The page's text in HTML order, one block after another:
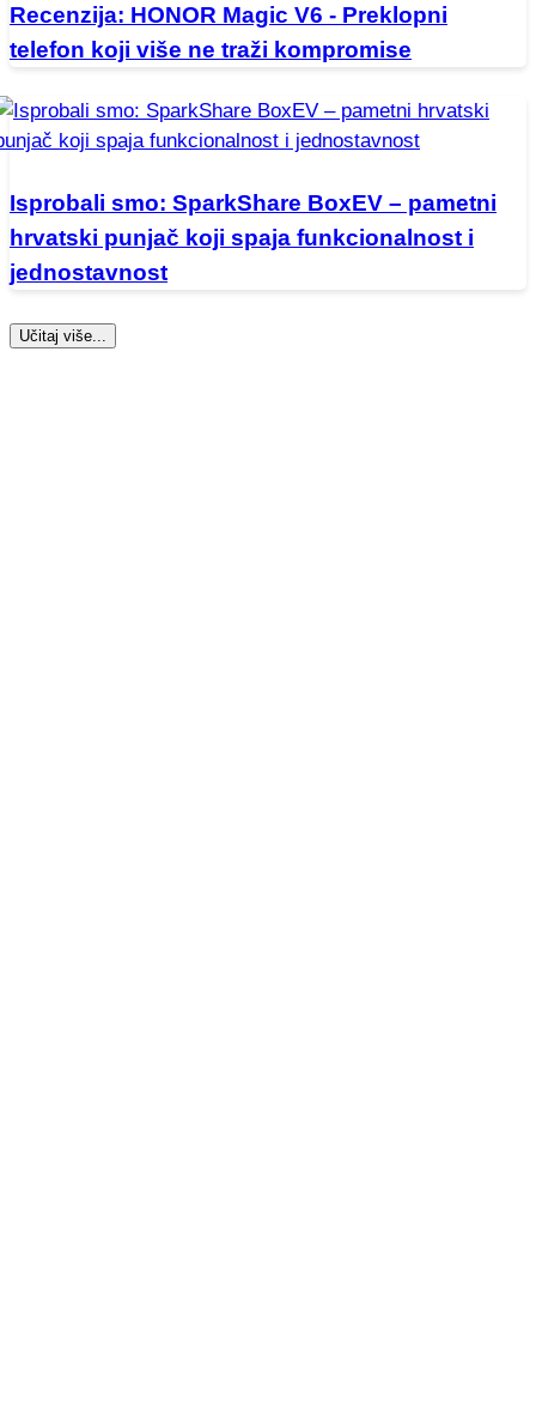
Recenzija: HONOR Magic V6 - Preklopni
telefon koji više ne traži kompromise
Isprobali smo: SparkShare BoxEV – pametni
hrvatski punjač koji spaja funkcionalnost i
jednostavnost
Učitaj više...